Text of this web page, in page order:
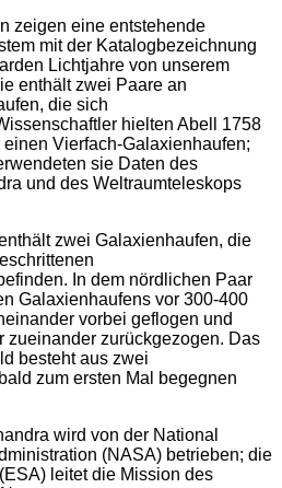
zeigen eine entstehende
mit der Katalogbezeichnung
Lichtjahre von unserem
enthält zwei Paare an
die sich
hielten Abell 1758
Vierfach-Galaxienhaufen;
sie Daten des
und des Weltraumteleskops
zwei Galaxienhaufen, die
In dem nördlichen Paar
Galaxienhaufens vor 300-400
vorbei geflogen und
zurückgezogen. Das
besteht aus zwei
zum ersten Mal begegnen
wird von der National
(NASA) betrieben; die
leitet die Mission des